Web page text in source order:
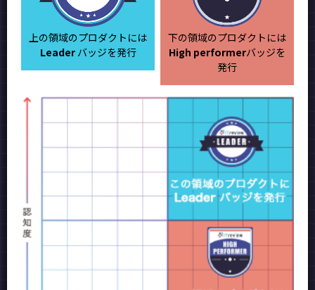
上の領域のプロダクトには
Leaderバッジを発行
下の領域のプロダクトには
High performerバッジを
発行